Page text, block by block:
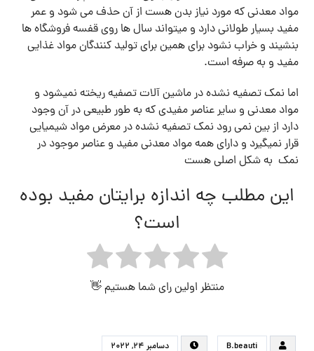
مواد معدنی که مورد نیاز بدن هست از آن حذف می شود و عمر
مفید بسیار طولانی دارد و میتواند سال ها روی قفسه فروشگاه ها
بنشیند و خراب نشود برای همین برای تولید کنندگان مواد غذایی
مفید و به صرفه است.
اما نمک تصفیه نشده در ماشین آلات تصفیه ریخته نمیشود و
مواد معدنی و سایر عناصر مفیدی که به طور طبیعی در آن وجود
دارد از بین نمی رود نمک تصفیه نشده در معرض مواد شیمیایی
قرار نمیگیرد و دارای همه مواد معدنی مفید و عناصر موجود در
نمک به شکل اصلی هست
این مطلب چه اندازه برایتان مفید بوده
است؟
منتظر اولین رای شما هستیم 👋
B.beauti دسامبر ۲۴, ۲۰۲۲